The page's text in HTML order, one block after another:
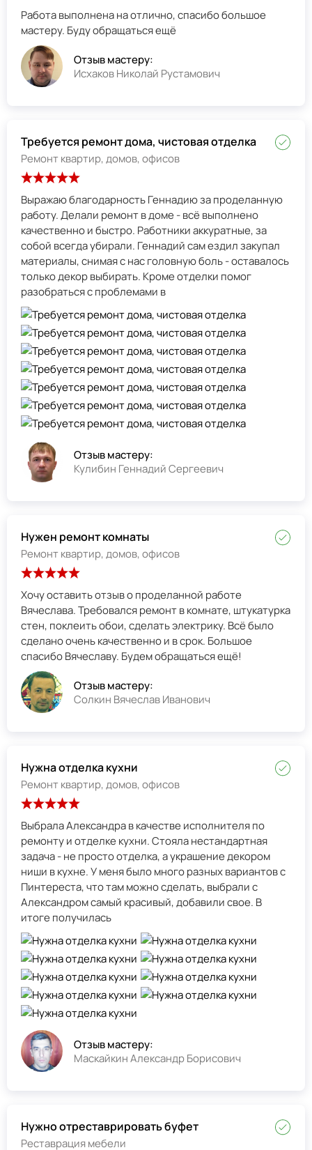
Работа выполнена на отлично, спасибо большое
мастеру. Буду обращаться ещё
Отзыв мастеру:
Исхаков Николай Рустамович
Требуется ремонт дома, чистовая отделка
Ремонт квартир, домов, офисов
Выражаю благодарность Геннадию за проделанную
работу. Делали ремонт в доме - всё выполнено
качественно и быстро. Работники аккуратные, за
собой всегда убирали. Геннадий сам ездил закупал
материалы, снимая с нас головную боль - оставалось
только декор выбирать. Кроме отделки помог
разобраться с проблемами в
Отзыв мастеру:
Кулибин Геннадий Сергеевич
Нужен ремонт комнаты
Ремонт квартир, домов, офисов
Хочу оставить отзыв о проделанной работе
Вячеслава. Требовался ремонт в комнате, штукатурка
стен, поклеить обои, сделать электрику. Всё было
сделано очень качественно и в срок. Большое
спасибо Вячеславу. Будем обращаться ещё!
Отзыв мастеру:
Солкин Вячеслав Иванович
Нужна отделка кухни
Ремонт квартир, домов, офисов
Выбрала Александра в качестве исполнителя по
ремонту и отделке кухни. Стояла нестандартная
задача - не просто отделка, а украшение декором
ниши в кухне. У меня было много разных вариантов с
Пинтереста, что там можно сделать, выбрали с
Александром самый красивый, добавили свое. В
итоге получилась
Отзыв мастеру:
Маскайкин Александр Борисович
Нужно отреставрировать буфет
Реставрация мебели